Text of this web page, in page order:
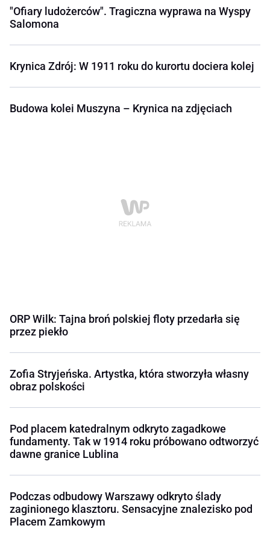
"Ofiary ludożerców". Tragiczna wyprawa na Wyspy
Salomona
Krynica Zdrój: W 1911 roku do kurortu dociera kolej
Budowa kolei Muszyna – Krynica na zdjęciach
ORP Wilk: Tajna broń polskiej floty przedarła się
przez piekło
Zofia Stryjeńska. Artystka, która stworzyła własny
obraz polskości
Pod placem katedralnym odkryto zagadkowe
fundamenty. Tak w 1914 roku próbowano odtworzyć
dawne granice Lublina
Podczas odbudowy Warszawy odkryto ślady
zaginionego klasztoru. Sensacyjne znalezisko pod
Placem Zamkowym